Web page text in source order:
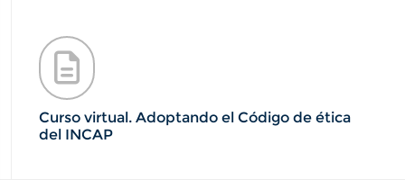
Curso virtual. Adoptando el Código de ética
del INCAP